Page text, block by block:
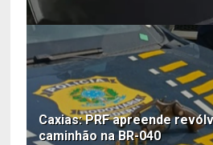
Caxias: PRF apreende
caminhão na BR-040